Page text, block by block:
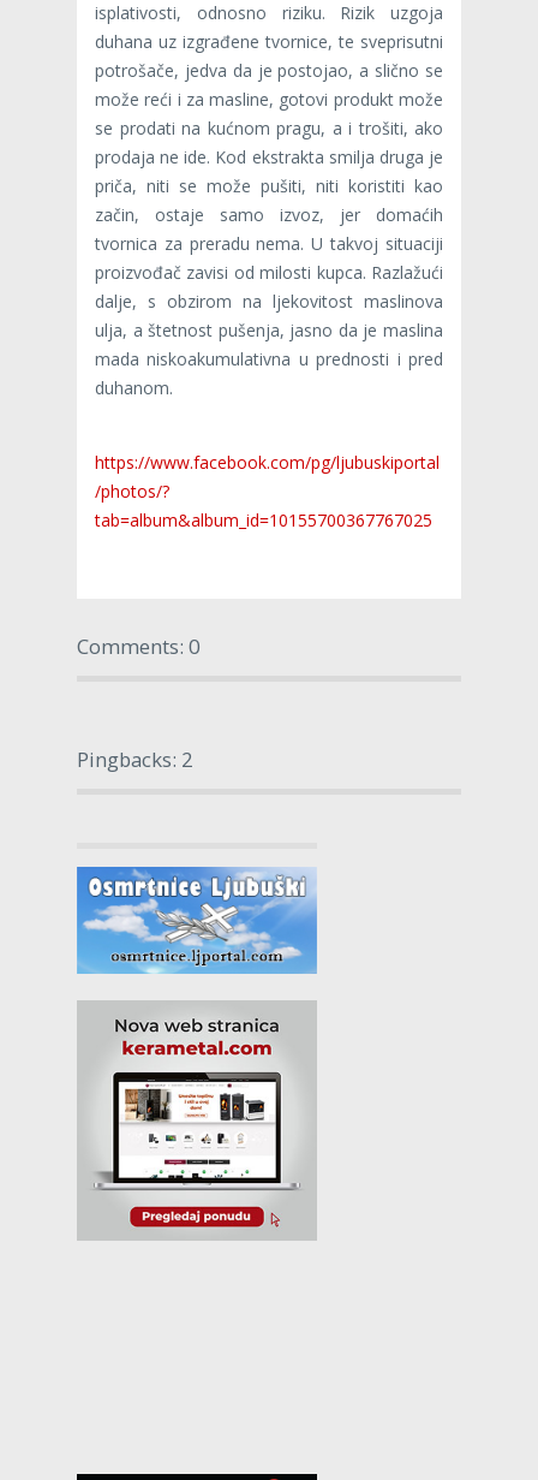
isplativosti, odnosno riziku. Rizik uzgoja
duhana uz izgrađene tvornice, te sveprisutni
potrošače, jedva da je postojao, a slično se
može reći i za masline, gotovi produkt može
se prodati na kućnom pragu, a i trošiti, ako
prodaja ne ide. Kod ekstrakta smilja druga je
priča, niti se može pušiti, niti koristiti kao
začin, ostaje samo izvoz, jer domaćih
tvornica za preradu nema. U takvoj situaciji
proizvođač zavisi od milosti kupca. Razlažući
dalje, s obzirom na ljekovitost maslinova
ulja, a štetnost pušenja, jasno da je maslina
mada niskoakumulativna u prednosti i pred
duhanom.
https://www.facebook.com/pg/ljubuskiportal
/photos/?
tab=album&album_id=10155700367767025
Comments: 0
Pingbacks: 2